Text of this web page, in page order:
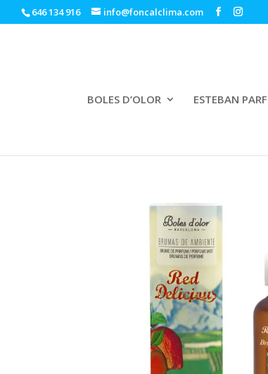
646 134 916 info@foncalclima.com
BOLES D’OLOR ESTEBAN